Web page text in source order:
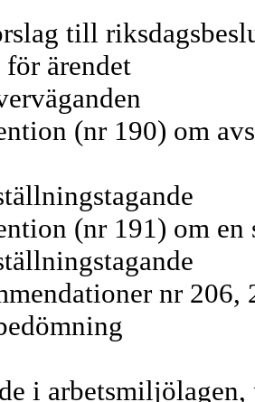
till
för ärendet
(nr 190) om
(nr 191) om en
nr 206,
i arbetsmiljölagen,